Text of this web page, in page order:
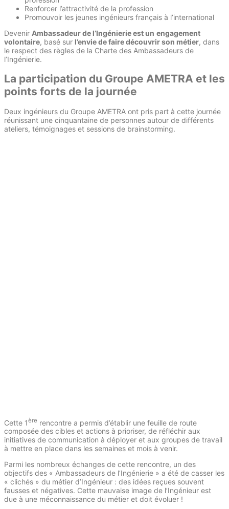
Renforcer l’attractivité de la profession
Promouvoir les jeunes ingénieurs français à l’international
Devenir Ambassadeur de l’Ingénierie est un engagement
volontaire, basé sur l’envie de faire découvrir son métier, dans
le respect des règles de la Charte des Ambassadeurs de
l’Ingénierie.
La participation du Groupe AMETRA et les
points forts de la journée
Deux ingénieurs du Groupe AMETRA ont pris part à cette journée
réunissant une cinquantaine de personnes autour de différents
ateliers, témoignages et sessions de brainstorming.
Cette 1ère rencontre a permis d’établir une feuille de route
composée des cibles et actions à prioriser, de réfléchir aux
initiatives de communication à déployer et aux groupes de travail
à mettre en place dans les semaines et mois à venir.
Parmi les nombreux échanges de cette rencontre, un des
objectifs des « Ambassadeurs de l’Ingénierie » a été de casser les
« clichés » du métier d’Ingénieur : des idées reçues souvent
fausses et négatives. Cette mauvaise image de l’Ingénieur est
due à une méconnaissance du métier et doit évoluer !